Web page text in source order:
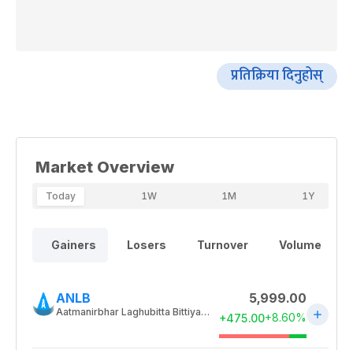
प्रतिक्रिया दिनुहोस्